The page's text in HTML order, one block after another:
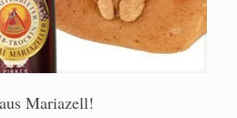
Mariazell!